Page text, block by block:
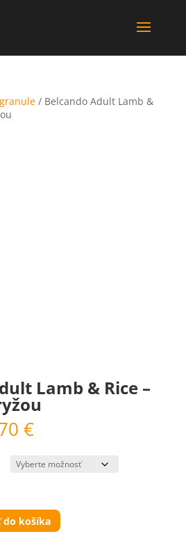
/ Belcando Adult Lamb &
Lamb & Rice –
€Price
range:
6,08 €
through
do košíka